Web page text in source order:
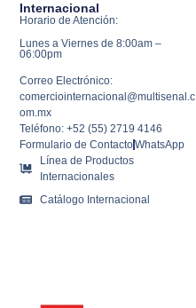
Internacional
Horario de Atención:
Lunes a Viernes de 8:00am –
06:00pm
Correo Electrónico:
comerciointernacional@multisenal.c
om.mx
Teléfono: +52 (55) 2719 4146
Formulario de ContactoWhatsApp
Línea de Productos
Internacionales
Catálogo Internacional